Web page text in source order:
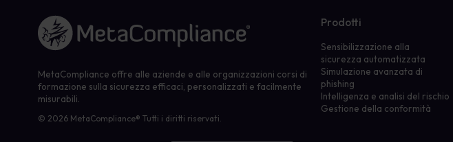
Link alla homepage
MetaCompliance offre alle aziende e alle organizzazioni corsi di
formazione sulla sicurezza efficaci, personalizzati e facilmente
misurabili.
© 2026 MetaCompliance® Tutti i diritti riservati.
Prodotti
Sensibilizzazione alla
sicurezza automatizzata
Simulazione avanzata di
phishing
Intelligenza e analisi del rischio
Gestione della conformità